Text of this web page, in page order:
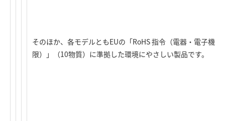
そのほか、各モデルともEUの「RoHS 指令（電器・電子機
限）」（10物質）に準拠した環境にやさしい製品です。